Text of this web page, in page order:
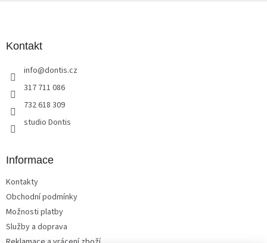
Kontakt
info@dontis.cz
317 711 086
732 618 309
studio Dontis
Informace
Kontakty
Obchodní podmínky
Možnosti platby
Služby a doprava